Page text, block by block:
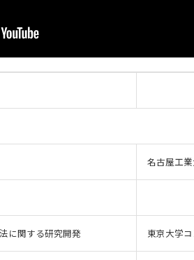
名古屋工
に関する研究開発 東京大学